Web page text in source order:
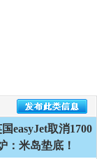
easyJet取消1700
：米岛垫底！